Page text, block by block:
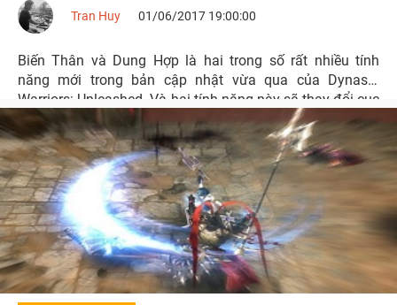
Tran Huy 01/06/2017 19:00:00
Biến Thân và Dung Hợp là hai trong số rất nhiều tính
năng mới trong bản cập nhật vừa qua của Dynasty
Warriors: Unleashed. Và hai tính năng này sẽ thay đổi cục
diện chiến đấu trong game ra sao?